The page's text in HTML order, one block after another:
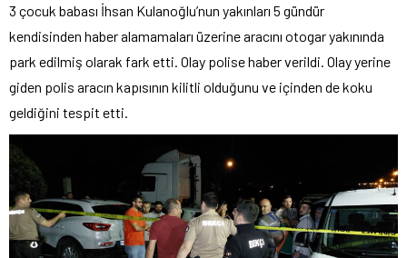
3 çocuk babası İhsan Kulanoğlu’nun yakınları 5 gündür
kendisinden haber alamamaları üzerine aracını otogar yakınında
park edilmiş olarak fark etti. Olay polise haber verildi. Olay yerine
giden polis aracın kapısının kilitli olduğunu ve içinden de koku
geldiğini tespit etti.